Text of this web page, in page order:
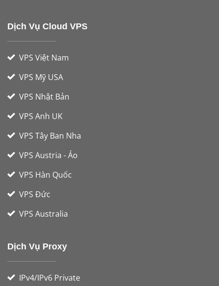
Dịch Vụ Cloud VPS
VPS Việt Nam
VPS Mỹ USA
VPS Nhật Bản
VPS Anh UK
VPS Tây Ban Nha
VPS Austria - Áo
VPS Hàn Quốc
VPS Đức
VPS Australia
Dịch Vụ Proxy
IPv4/IPv6 Private